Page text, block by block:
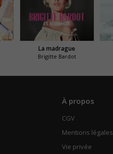
La madrague
Brigitte Bardot
À propos
CGV
Mentions légales
Vie privée